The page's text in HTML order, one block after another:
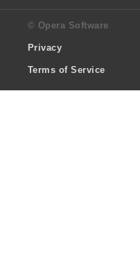
© Opera Software
Privacy
Terms of Service